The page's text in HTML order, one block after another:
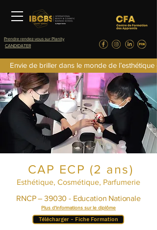
CANDIDATER
Prendre rendez-vous sur Planity
Envie de briller dans le monde de
CAP ECP (2 ans)
Esthétique, Cosmétique, Parfumerie
RNCP – 39030 - Education Nationale
Plus d'informations sur le diplôme
Télécharger - Fiche Formation